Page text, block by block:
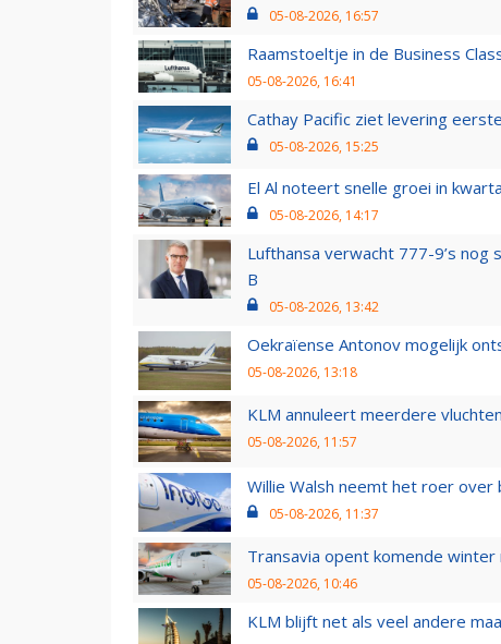
05-08-2026, 16:57
Raamstoeltje in de Business
05-08-2026, 16:41
Cathay Pacific ziet levering
05-08-2026, 15:25
El Al noteert snelle groei in
05-08-2026, 14:17
Lufthansa verwacht 777-9’s
B
05-08-2026, 13:42
Oekraïense Antonov mogelijk
05-08-2026, 13:18
KLM annuleert meerdere
05-08-2026, 11:57
Willie Walsh neemt het roer over
05-08-2026, 11:37
Transavia opent komende
05-08-2026, 10:46
KLM blijft net als veel andere